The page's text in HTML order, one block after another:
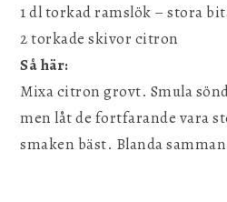
1 dl torkad ramslök – stora
2 torkade skivor citron
Så här:
Mixa citron grovt. Smula
men låt de fortfarande vara
smaken bäst. Blanda